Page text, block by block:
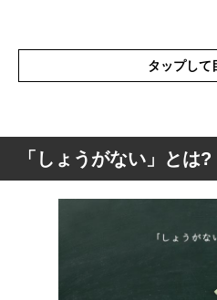
タップして
「しょうがない」とは
「しょうがない」を
「しょうがない」とは?